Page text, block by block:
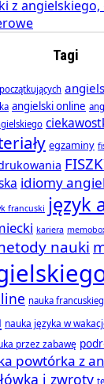
Tagi
angielski online
egzaminy
idiomy
francuski język
kariera
nauki
nauka
nauka języka w
przez zabawę
powtórka z
i zwroty